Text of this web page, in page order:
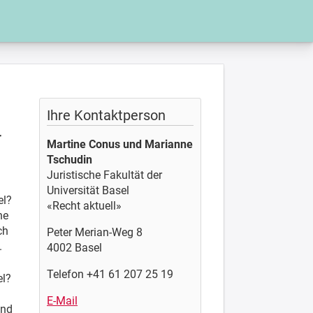
Ihre Kontaktperson
Martine Conus und Marianne
Tschudin
Juristische Fakultät der
Universität Basel
«Recht aktuell»
Peter Merian-Weg 8
4002 Basel
Telefon +41 61 207 25 19
E-Mail